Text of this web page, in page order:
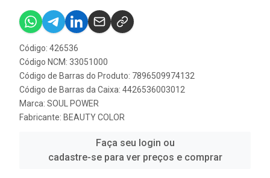
Código: 426536
Código NCM: 33051000
Código de Barras do Produto: 7896509974132
Código de Barras da Caixa: 4426536003012
Marca: SOUL POWER
Fabricante: BEAUTY COLOR
Faça seu login ou
cadastre-se para ver preços e comprar